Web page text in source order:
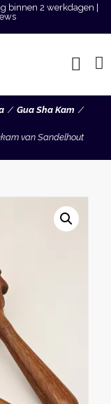
binnen 2 werkdagen |
Gua Sha Kam
van Sandelhout